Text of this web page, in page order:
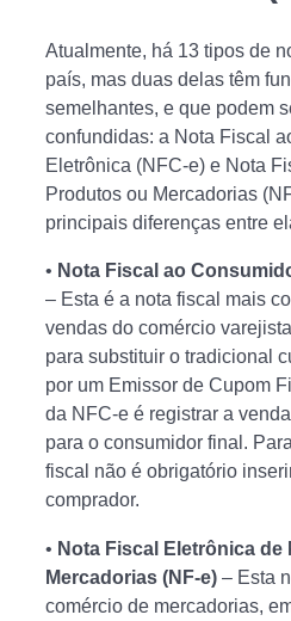
Atualmente, há 13 tipos de
país, mas duas delas têm
semelhantes, e que podem
confundidas: a Nota Fiscal
Eletrônica (NFC-e) e Nota
Produtos ou Mercadorias
principais diferenças entre
• Nota Fiscal ao
– Esta é a nota fiscal mais
vendas do comércio
para substituir o tradicional
por um Emissor de Cupom
da NFC-e é registrar a
para o consumidor final.
fiscal não é obrigatório
comprador.
• Nota Fiscal Eletrônica de
Mercadorias (NF-e) – Esta
comércio de mercadorias,